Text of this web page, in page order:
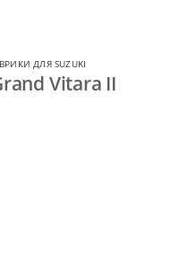
ДЛЯ SUZUKI
Vitara II